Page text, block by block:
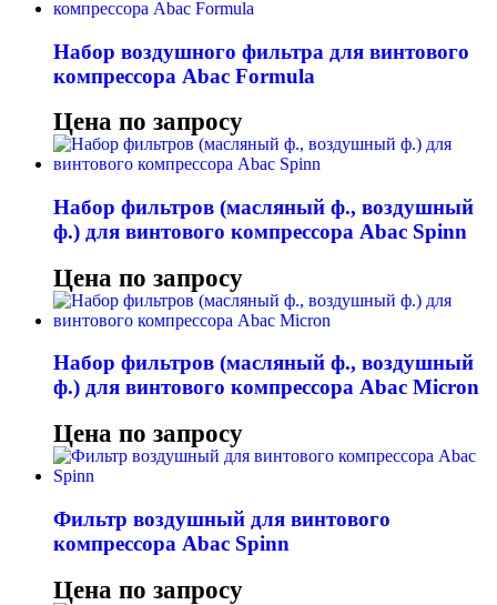
Набор воздушного фильтра для винтового
компрессора Abac Formula
Цена по запросу
Набор фильтров (масляный ф., воздушный
ф.) для винтового компрессора Abac Spinn
Цена по запросу
Набор фильтров (масляный ф., воздушный
ф.) для винтового компрессора Abac Micron
Цена по запросу
Фильтр воздушный для винтового
компрессора Abac Spinn
Цена по запросу